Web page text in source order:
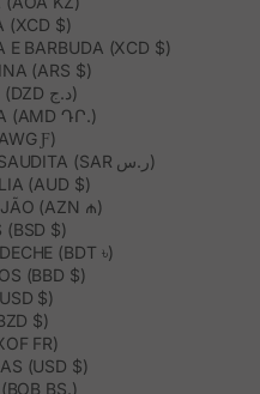
(XCD $)
E BARBUDA (XCD $)
(ARS $)
ARGÉLIA (DZD د.ج)
(AMD ԴՐ.)
Ƒ)
ARÁBIA SAUDITA (SAR ر.س)
(AUD $)
(AZN ₼)
(BSD $)
(BDT ৳)
(BBD $)
$)
$)
FR)
(USD $)
BS.)